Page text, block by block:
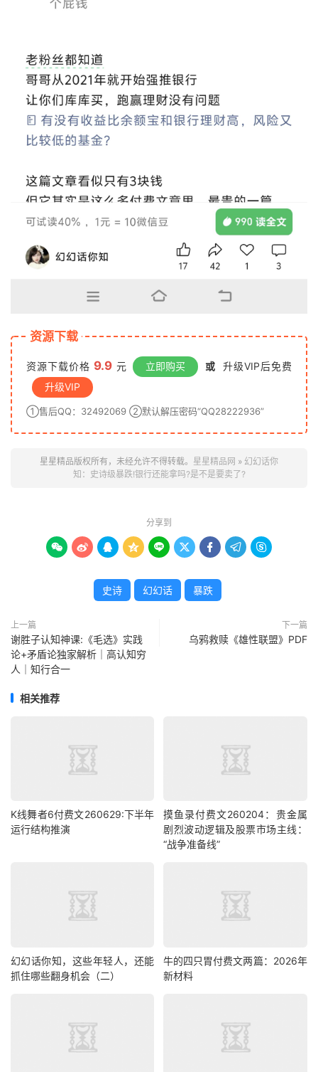
资源下载
资源下载价格 9.9 元 立即购买 或 升级VIP后免费
升级VIP
①售后QQ：32492069 ②默认解压密码“QQ28222936”
星星精品版权所有，未经允许不得转载。 星星精品网 » 幻幻话你
知：史诗级暴跌!银行还能拿吗?是不是要卖了?
分享到
        
史诗 幻幻话 暴跌
上一篇
谢胜子认知神课:《毛选》实践
论+矛盾论独家解析｜高认知穷
人｜知行合一
下一篇
乌鸦救赎《雄性联盟》PDF
相关推荐
K线舞者6付费文260629:下半年
运行结构推演
摸鱼录付费文260204：贵金属
剧烈波动逻辑及股票市场主线：
“战争准备线”
幻幻话你知，这些年轻人，还能
抓住哪些翻身机会（二）
牛的四只胃付费文两篇：2026年
新材料